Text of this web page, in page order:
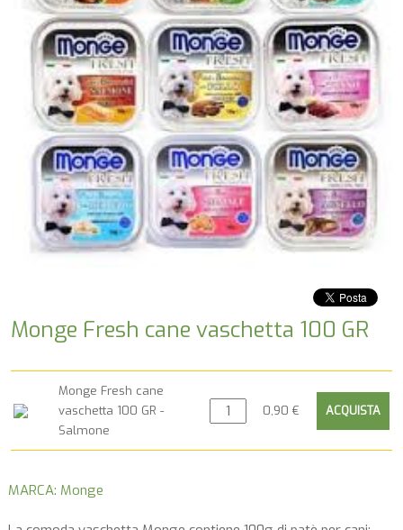
Monge Fresh cane vaschetta 100 GR
Monge Fresh cane
vaschetta 100 GR -
Salmone
0,90 €
MARCA: Monge